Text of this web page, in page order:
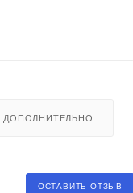
ДОПОЛНИТЕЛЬНО
ОСТАВИТЬ ОТЗЫВ